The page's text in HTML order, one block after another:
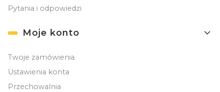
Pytania i odpowiedzi
Moje konto
Twoje zamówienia
Ustawienia konta
Przechowalnia